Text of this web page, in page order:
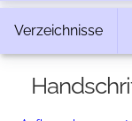
Verzeichnisse